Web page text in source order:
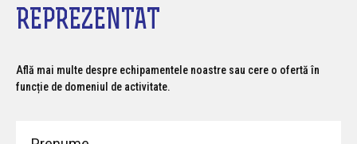
REPREZENTAT
Află mai multe despre echipamentele noastre sau cere o ofertă în
funcție de domeniul de activitate.